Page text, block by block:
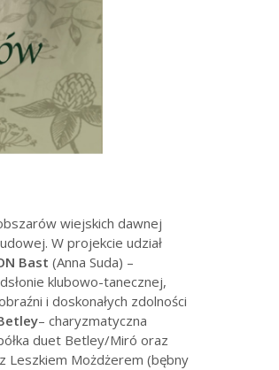
wiejskich dawnej
W projekcie udział
Bast (Anna Suda) –
klubowo-tanecznej,
i doskonałych zdolności
– charyzmatyczna
duet Betley/Miró oraz
Leszkiem Możdżerem (bębny